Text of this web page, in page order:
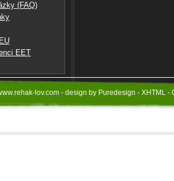
(FAQ)
EET
lov.com - design by Puredesign - XHTML -